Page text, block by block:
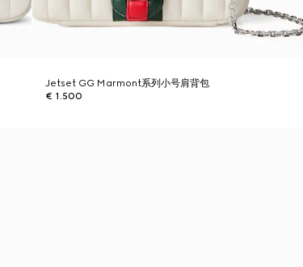
Jetset GG Marmont系列小号肩背包
€ 1.500